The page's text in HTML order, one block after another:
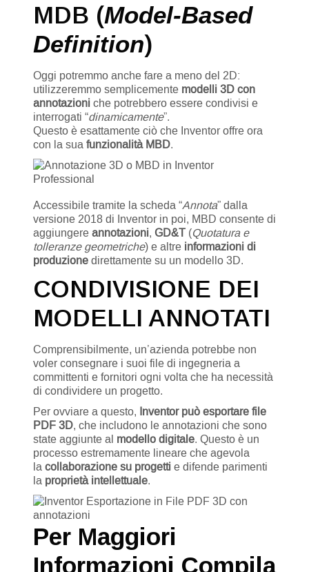
MDB (Model-Based
Definition)
Oggi potremmo anche fare a meno del 2D:
utilizzeremmo semplicemente modelli 3D con
annotazioni che potrebbero essere condivisi e
interrogati “dinamicamente”.
Questo è esattamente ciò che Inventor offre ora
con la suafunzionalità MBD.
Accessibile tramite la scheda “Annota” dalla
versione 2018 di Inventor in poi, MBD consente di
aggiungereannotazioni, GD&T (Quotatura e
tolleranze geometriche) e altre informazioni di
produzionedirettamente su un modello 3D.
CONDIVISIONE DEI
MODELLI ANNOTATI
Comprensibilmente, un’azienda potrebbe non
voler consegnare i suoi file di ingegneria a
committenti e fornitori ogni volta che ha necessità
di condividere un progetto.
Per ovviare a questo, Inventor può esportare file
PDF 3D, che includono le annotazioni che sono
state aggiunte al modello digitale. Questo è un
processo estremamente lineare che agevola
lacollaborazione su progetti e difende parimenti
la proprietà intellettuale.
Per Maggiori
Informazioni Compila